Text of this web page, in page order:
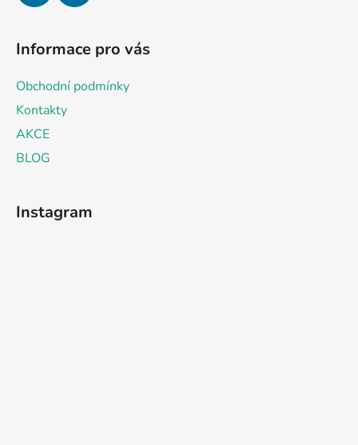
Informace pro vás
Obchodní podmínky
Kontakty
AKCE
BLOG
Instagram